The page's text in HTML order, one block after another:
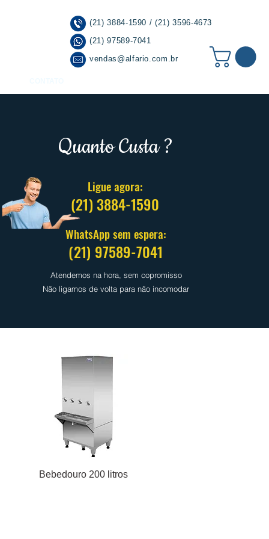
(21) 3884-1590 / (21) 3596-4673
(21) 97589-7041
vendas@alfario.com.br
Quanto Custa ?
Ligue agora:
(21) 3884-1590
WhatsApp sem espera:
(21) 97589-7041
Atendemos na hora, sem copromisso
Não ligamos de volta para não incomodar
Bebedouro 200 litros